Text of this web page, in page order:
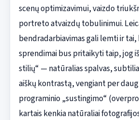
scenų optimizavimui, vaizdo
portreto atvaizdų tobulinimui.
bendradarbiavimas gali lemti ir tai,
sprendimai bus pritaikyti taip, jog
stilių“ — natūralias spalvas,
aiškų kontrastą, vengiant per
programinio „sustingimo“
kartais kenkia natūraliai